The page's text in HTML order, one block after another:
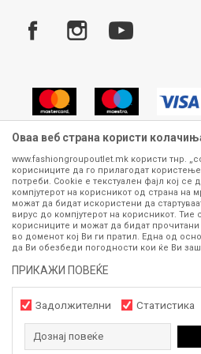
Плаќање
Сите информации околу производите
онлајн продавница се стремиме да
меѓутоа не можеме да гарантираме
пак дека сите производи во
Фотографиите се најверодостојниот
дојде до потреба за замена на производ
контактирајте не на телефонскиот
маилoutlet@fashiongroup.com.mkод
и сабота (10-
©2026https://
Оваа веб страна користи
www.fashiongroupoutlet.mk користи тнр.
корисниците да го прилагодат
потреби. Cookie е текстуален фајл кој се
компјутерот на корисникот од страна на
можат да бидат искористени да
вирус до компјутерот на корисникот.
корисниците и можат да бидат
во доменот кој Ви ги пратил. Една од
да Ви обезбеди погодности кои ќе Ви
ПРИКАЖИ ПОВЕЌЕ
Задолжителни Статистика
Дознај повеќе